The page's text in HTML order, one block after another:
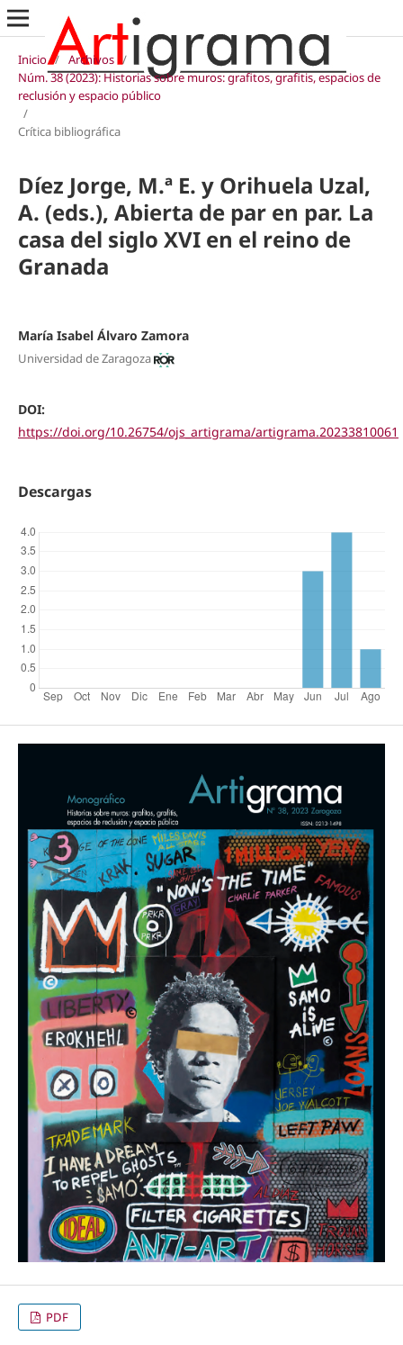
Inicio / Archivos /
Núm. 38 (2023): Historias sobre muros: grafitos, grafitis, espacios de
reclusión y espacio público
/
Crítica bibliográfica
Díez Jorge, M.ª E. y Orihuela Uzal,
A. (eds.), Abierta de par en par. La
casa del siglo XVI en el reino de
Granada
María Isabel Álvaro Zamora
Universidad de Zaragoza
DOI:
https://doi.org/10.26754/ojs_artigrama/artigrama.20233810061
Descargas
PDF